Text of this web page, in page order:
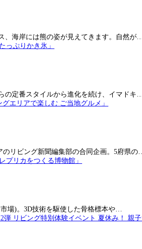
海岸には熊の姿が見えてきます。自然が…
定番スタイルから進化を続け、イマドキ…
リビング新聞編集部の合同企画。5府県の…
場)。3D技術を駆使した骨格標本や…